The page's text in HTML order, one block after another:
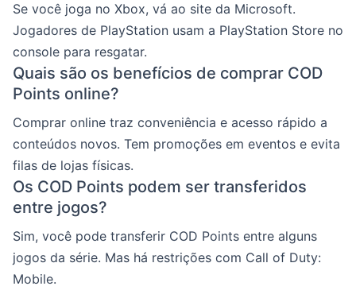
Se você joga no Xbox, vá ao site da Microsoft.
Jogadores de PlayStation usam a PlayStation Store no
console para resgatar.
Quais são os benefícios de comprar COD
Points online?
Comprar online traz conveniência e acesso rápido a
conteúdos novos. Tem promoções em eventos e evita
filas de lojas físicas.
Os COD Points podem ser transferidos
entre jogos?
Sim, você pode transferir COD Points entre alguns
jogos da série. Mas há restrições com Call of Duty:
Mobile.